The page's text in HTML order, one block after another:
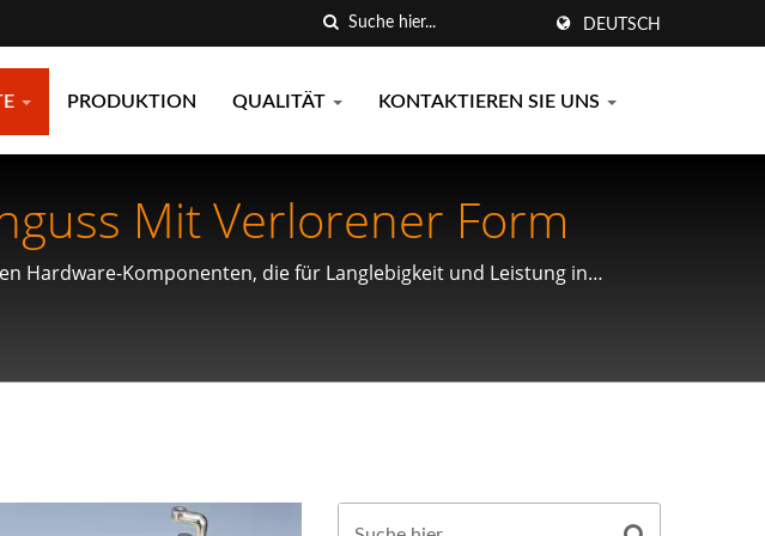
DEUTSCH
PRODUKTION QUALITÄT KONTAKTIEREN SIE UNS
Mit Verlorener Form
Hardware-Komponenten, die für Langlebigkeit und Leistung in